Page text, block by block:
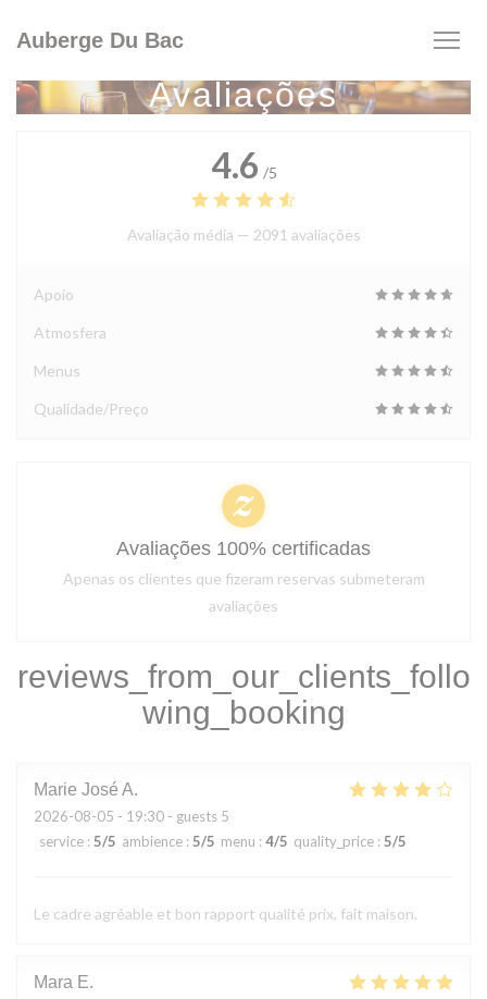
Auberge Du Bac
Avaliações
reviews_from_our_clients_follo
wing_booking
Marie José A
2026-08-05 - 19:30 - guests 5
service : 5/5 ambience : 5/5 menu : 4/5 quality_price : 5/5
Le cadre agréable et bon rapport qualité prix, fait maison.
Mara E
4.6 /5
Avaliação média — 2091 avaliações
Apoio
Atmosfera
Menus
Qualidade/Preço
Avaliações 100% certificadas
Apenas os clientes que fizeram reservas submeteram
avaliações